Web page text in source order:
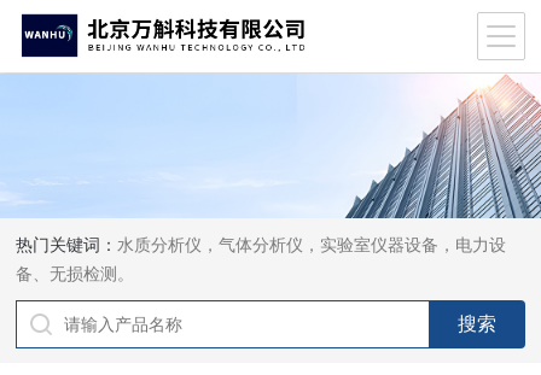
热门关键词： 水质分析仪，气体分析仪，实验室仪器设备，电力设
备、无损检测。